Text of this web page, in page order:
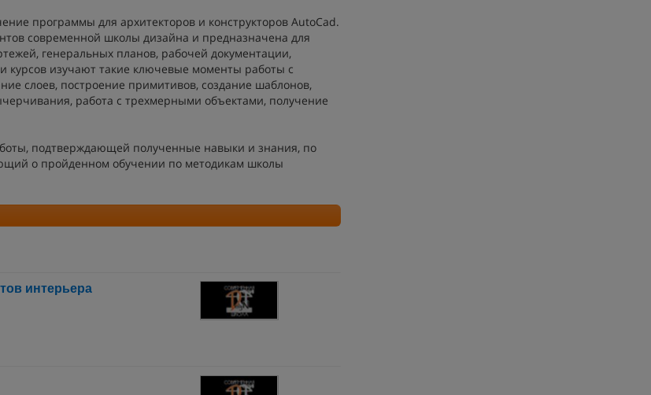
программы для архитекторов и конструкторов AutoCad.
современной школы дизайна и предназначена для
генеральных планов, рабочей документации,
курсов изучают такие ключевые моменты работы с
слоев, построение примитивов, создание шаблонов,
работа с трехмерными объектами, получение
подтверждающей полученные навыки и знания, по
о пройденном обучении по методикам школы
интерьера